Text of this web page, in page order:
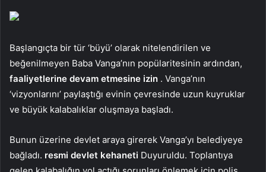
Başlangıçta bir tür ‘büyü’ olarak nitelendirilen ve
beğenilmeyen Baba Vanga’nın popülaritesinin ardından,
faaliyetlerine devam etmesine izin . Vanga’nın
‘vizyonlarını’ paylaştığı evinin çevresinde uzun kuyruklar
ve büyük kalabalıklar oluşmaya başladı.
Bunun üzerine devlet araya girerek Vanga’yı belediyeye
bağladı. resmi devlet kehaneti Duyuruldu. Toplantıya